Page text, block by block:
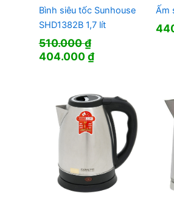
Bình siêu tốc Sunhouse
SHD1382B 1,7 lít
510.000₫
Giá
510.000 ₫.
404.000₫Giá
là:
404.000 ₫.
Ấm